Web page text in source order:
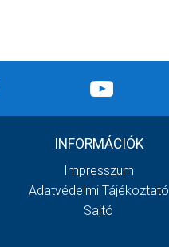
INFORMÁCIÓK
Impresszum
Adatvédelmi Tájékoztató
Sajtó